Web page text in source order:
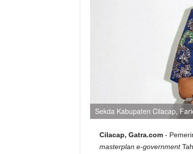
Sekda Kabupaten Cilacap,
Cilacap, Gatra.com-
masterplan e-government